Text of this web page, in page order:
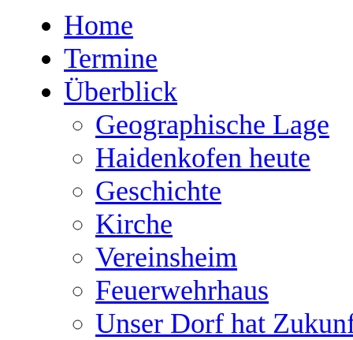
Home
Termine
Überblick
Geographische Lage
Haidenkofen heute
Geschichte
Kirche
Vereinsheim
Feuerwehrhaus
Unser Dorf hat